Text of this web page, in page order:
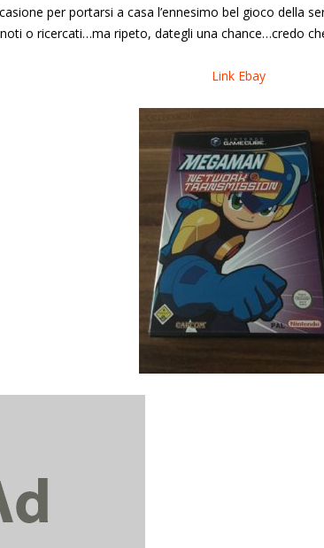
per portarsi a casa l’ennesimo bel gioco della
o ricercati…ma ripeto, dategli una chance…credo
Link Ebay